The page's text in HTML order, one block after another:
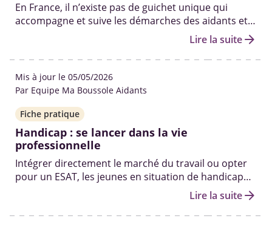
En France, il n’existe pas de guichet unique qui
accompagne et suive les démarches des aidants et
de leurs proches tout au long de leurs parcours. Il
n’existe pas non plus de statut d’aidant officiel à
obtenir.
Lire la suitearrow_forward
Mis à jour le 05/05/2026
Par Equipe Ma Boussole Aidants
Fiche pratique
Handicap : se lancer dans la vie
professionnelle
Intégrer directement le marché du travail ou opter
pour un ESAT, les jeunes en situation de handicap
peuvent compter sur plusieurs dispositifs
d’accompagnement pour réussir leur insertion.
Lire la suitearrow_forward